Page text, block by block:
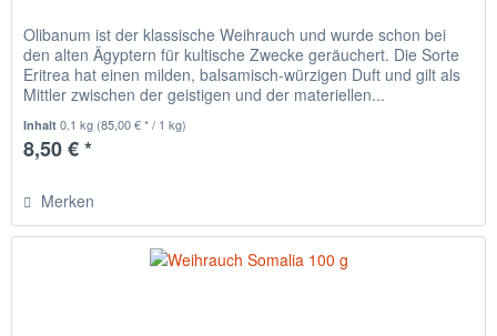
Olibanum ist der klassische Weihrauch und wurde schon bei
den alten Ägyptern für kultische Zwecke geräuchert. Die Sorte
Eritrea hat einen milden, balsamisch-würzigen Duft und gilt als
Mittler zwischen der geistigen und der materiellen...
Inhalt0.1 kg (85,00 € * / 1 kg)
8,50 € *
Merken